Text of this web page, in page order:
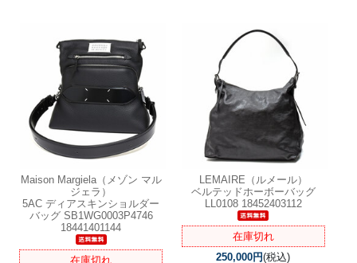
Maison Margiela（メゾン マル
ジェラ）
5AC ディアスキンショルダー
バッグ SB1WG0003P4746
18441401144
在庫切れ
LEMAIRE（ルメール）
ベルテッドホーボーバッグ
LL0108 18452403112
在庫切れ
250,000円(税込)